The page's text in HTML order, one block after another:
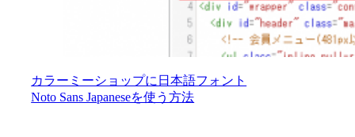
カラーミーショップに日本語フォント
Noto Sans Japaneseを使う方法